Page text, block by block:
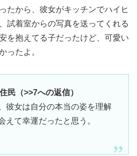
たから、彼女がキッチンでハイヒ
試着室からの写真を送ってくれる
を抱えてる子だったけど、可愛い
ったよ。
民（>>7への返信）
彼女は自分の本当の姿を理解
えて幸運だったと思う。